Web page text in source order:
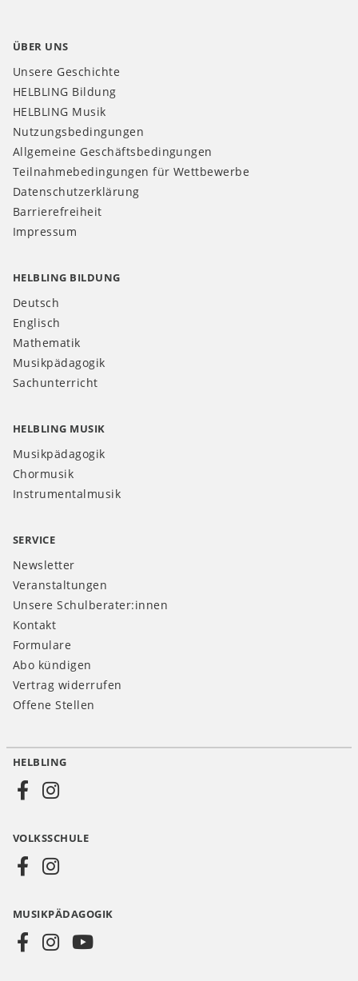
ÜBER UNS
Unsere Geschichte
HELBLING Bildung
HELBLING Musik
Nutzungsbedingungen
Allgemeine Geschäftsbedingungen
Teilnahmebedingungen für Wettbewerbe
Datenschutzerklärung
Barrierefreiheit
Impressum
HELBLING BILDUNG
Deutsch
Englisch
Mathematik
Musikpädagogik
Sachunterricht
HELBLING MUSIK
Musikpädagogik
Chormusik
Instrumentalmusik
SERVICE
Newsletter
Veranstaltungen
Unsere Schulberater:innen
Kontakt
Formulare
Abo kündigen
Vertrag widerrufen
Offene Stellen
Social
AT
HELBLING
VOLKSSCHULE
MUSIKPÄDAGOGIK